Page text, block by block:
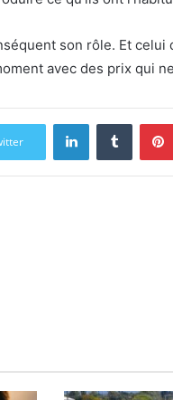
son rôle. Et
avec des prix qui
LinkedinTumblr